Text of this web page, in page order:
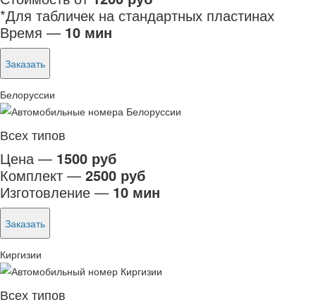
*Для табличек на стандартных пластинах
Время — 10 мин
Заказать
Белоруссии
Всех типов
Цена — 1500 руб
Комплект — 2500 руб
Изготовление — 10 мин
Заказать
Киргизии
Всех типов